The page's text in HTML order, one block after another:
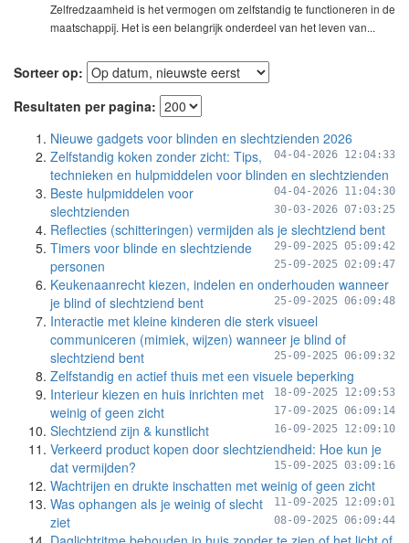
Zelfredzaamheid is het vermogen om zelfstandig te functioneren in de
maatschappij. Het is een belangrijk onderdeel van het leven van...
Sorteer op:
Resultaten per pagina:
Nieuwe gadgets voor blinden en slechtzienden 2026
04-04-2026 12:04:33
Zelfstandig koken zonder zicht: Tips,
technieken en hulpmiddelen voor blinden en slechtzienden
04-04-2026 11:04:30
Beste hulpmiddelen voor
slechtzienden
30-03-2026 07:03:25
Reflecties (schitteringen) vermijden als je slechtziend bent
29-09-2025 05:09:42
Timers voor blinde en slechtziende
personen
25-09-2025 02:09:47
Keukenaanrecht kiezen, indelen en onderhouden wanneer
je blind of slechtziend bent
25-09-2025 06:09:48
Interactie met kleine kinderen die sterk visueel
communiceren (mimiek, wijzen) wanneer je blind of
slechtziend bent
25-09-2025 06:09:32
Zelfstandig en actief thuis met een visuele beperking
18-09-2025 12:09:53
Interieur kiezen en huis inrichten met
weinig of geen zicht
17-09-2025 06:09:14
Slechtziend zijn & kunstlicht 16-09-2025 12:09:10
Verkeerd product kopen door slechtziendheid: Hoe kun je
dat vermijden?
15-09-2025 03:09:16
Wachtrijen en drukte inschatten met weinig of geen zicht
11-09-2025 12:09:01
Was ophangen als je weinig of slecht
ziet
08-09-2025 06:09:44